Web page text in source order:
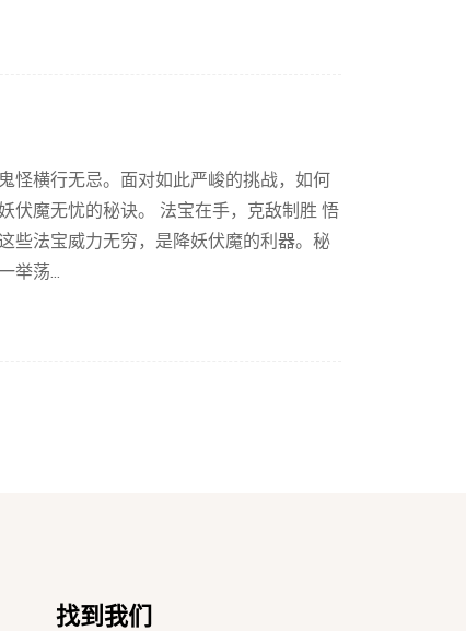
怪横行无忌。面对如此严峻的挑战，如何
伏魔无忧的秘诀。 法宝在手，克敌制胜 悟
些法宝威力无穷，是降妖伏魔的利器。秘
举荡...
找到我们